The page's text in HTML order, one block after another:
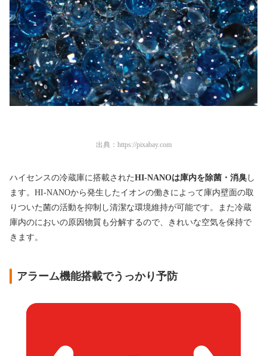
出典： https://pixabay.com
ハイセンスの冷蔵庫に搭載されたHI-NANOは庫内を除菌・消臭 し
ます。HI-NANOから発生したイオンの働きによって庫内壁面の取
りついた菌の活動を抑制し清潔な環境維持が可能です。また冷蔵
庫内のにおいの原因物質も分解するので、きれいな空気を保持で
きます。
アラーム機能搭載でうっかり予防